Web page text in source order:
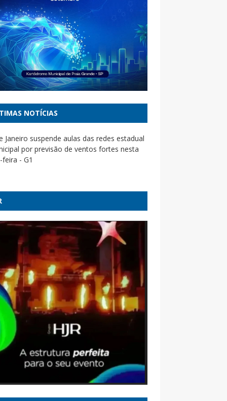
NOTÍCIAS
Janeiro suspende aulas das redes estadual
por previsão de ventos fortes nesta
- G1
sexual - Poder360
a tensão com Mendonça,
da PF divulgam nota em apoio
de Andrei Rodrigues - CartaCapital
16 pessoas por queda de avião da
em Vinhedo - CNN Brasil
provas de Soraya e Lindbergh contra
- Revista Oeste
que é #FATO e o que é #FAKE na
de Romeu Zema ao g1 e à GloboNews
abaixo da média, Nunes defende